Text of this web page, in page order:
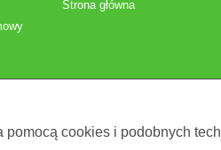
Strona główna
cookies i podobnych